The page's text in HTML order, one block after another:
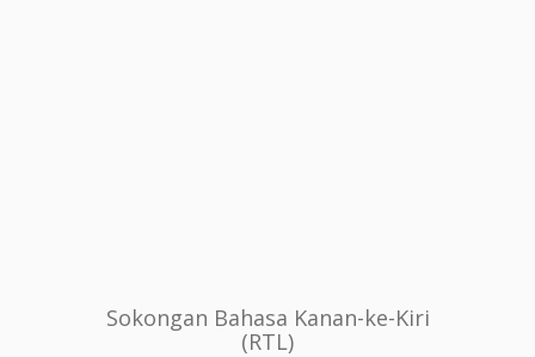
Sokongan Bahasa Kanan-ke-Kiri
(RTL)